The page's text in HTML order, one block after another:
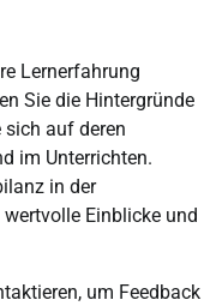
Lernerfahrung
Sie die Hintergründe
sich auf deren
im Unterrichten.
in der
Einblicke und
um Feedback